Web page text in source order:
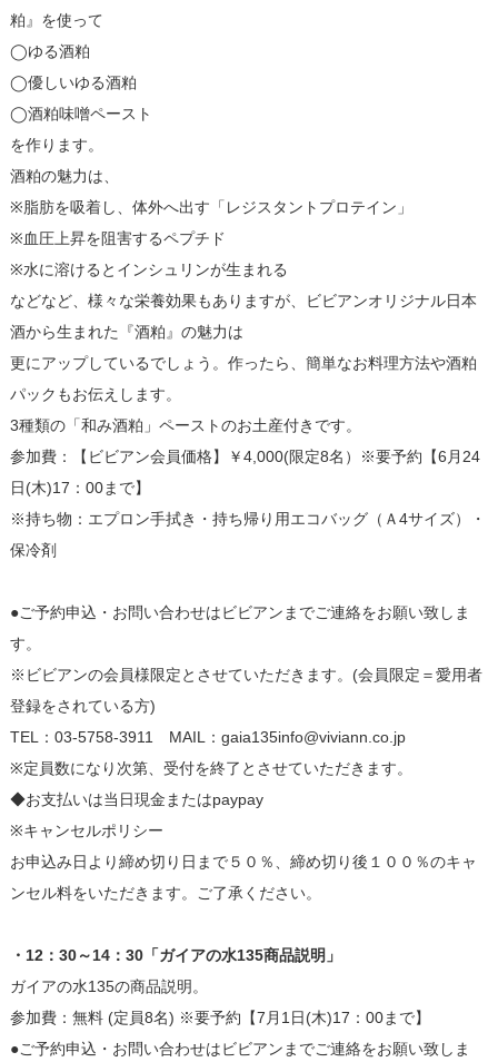
粕』を使って
◯ゆる酒粕
◯優しいゆる酒粕
◯酒粕味噌ペースト
を作ります。
酒粕の魅力は、
※脂肪を吸着し、体外へ出す「レジスタントプロテイン」
※血圧上昇を阻害するペプチド
※水に溶けるとインシュリンが生まれる
などなど、様々な栄養効果もありますが、ビビアンオリジナル日本
酒から生まれた『酒粕』の魅力は
更にアップしているでしょう。作ったら、簡単なお料理方法や酒粕
パックもお伝えします。
3種類の「和み酒粕」ペーストのお土産付きです。
参加費：【ビビアン会員価格】￥4,000(限定8名）※要予約【6月24
日(木)17：00まで】
※持ち物：エプロン手拭き・持ち帰り用エコバッグ（Ａ4サイズ）・
保冷剤
●ご予約申込・お問い合わせはビビアンまでご連絡をお願い致しま
す。
※ビビアンの会員様限定とさせていただきます。(会員限定＝愛用者
登録をされている方)
TEL：03-5758-3911 MAIL：gaia135info@viviann.co.jp
※定員数になり次第、受付を終了とさせていただきます。
◆お支払いは当日現金またはpaypay
※キャンセルポリシー
お申込み日より締め切り日まで５０％、締め切り後１００％のキャ
ンセル料をいただきます。ご了承ください。
・12：30～14：30「ガイアの水135商品説明」
ガイアの水135の商品説明。
参加費：無料 (定員8名) ※要予約【7月1日(木)17：00まで】
●ご予約申込・お問い合わせはビビアンまでご連絡をお願い致しま